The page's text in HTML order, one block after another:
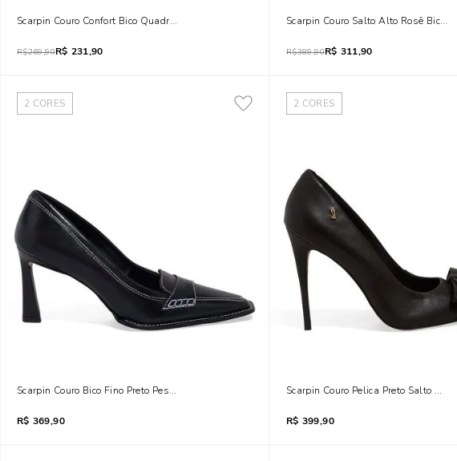
Scarpin Couro Confort Bico Quadrado Salto Fino Preto
R$269,90R$ 231,90
Scarpin Couro Salto Alto Rosê Bico
R$389,90R$ 311,90
2 CORES
Scarpin Couro Bico Fino Preto Pespontos
R$ 369,90
2 CORES
Scarpin Couro Pelica Preto Salto Alto
R$ 399,90